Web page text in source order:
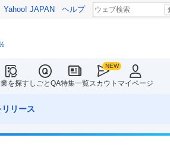
Yahoo! JAPAN ヘルプ
を探すしごとQA特集一覧スカウト マイページ
リース